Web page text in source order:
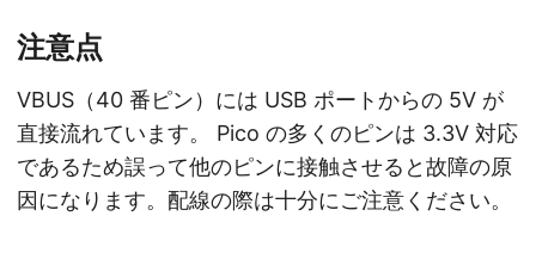
注意点
VBUS（40 番ピン）には USB ポートからの 5V が
直接流れています。 Pico の多くのピンは 3.3V 対応
であるため誤って他のピンに接触させると故障の原
因になります。配線の際は十分にご注意ください。